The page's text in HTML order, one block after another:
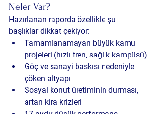
Neler Var?
Hazırlanan raporda özellikle şu
başlıklar dikkat çekiyor:
Tamamlanamayan büyük kamu
projeleri (hızlı tren, sağlık kampüsü)
Göç ve sanayi baskısı nedeniyle
çöken altyapı
Sosyal konut üretiminin durması,
artan kira krizleri